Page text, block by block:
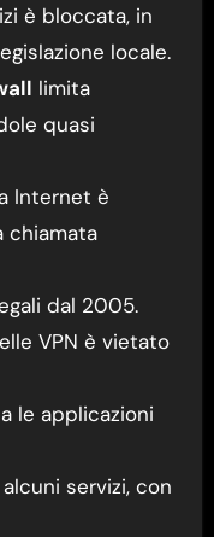
è bloccata, in
locale.
limita
quasi
Internet è
chiamata
dal 2005.
VPN è vietato
le applicazioni
servizi, con